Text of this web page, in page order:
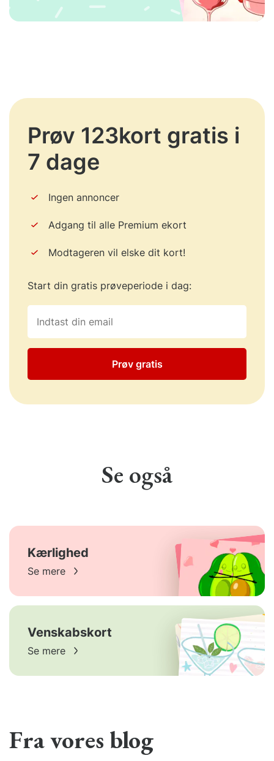
Prøv 123kort gratis i
7 dage
Ingen annoncer
Adgang til alle Premium ekort
Modtageren vil elske dit kort!
Start din gratis prøveperiode i dag:
Prøv gratis
Se også
Kærlighed
Se mere
Venskabskort
Se mere
Fra vores blog